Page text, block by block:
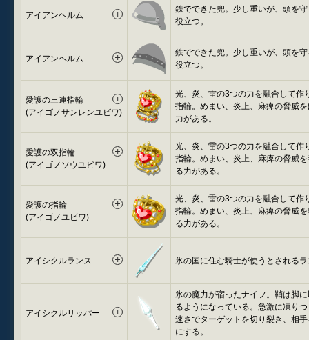
アイアンヘルム
鉄でできた兜。少し重いが、頭を
役立つ。
アイアンヘルム
鉄でできた兜。少し重いが、頭を
役立つ。
愛護の三連指輪
(アイゴノサンレンユビワ)
光、炎、雷の3つの力を融合して作
指輪。めまい、炎上、麻痺の脅威
力がある。
愛護の双指輪
(アイゴノソウユビワ)
光、炎、雷の3つの力を融合して作
指輪。めまい、炎上、麻痺の脅威
る力がある。
愛護の指輪
(アイゴノユビワ)
光、炎、雷の3つの力を融合して作
指輪。めまい、炎上、麻痺の脅威
る力がある。
アイシクルランス 氷の国に住む騎士が使うとされる
アイシクルリッパー
氷の魔力が宿ったナイフ。鞘は脚
るようになっている。急激に凍り
速さでターゲットを切り裂き、相
にする。